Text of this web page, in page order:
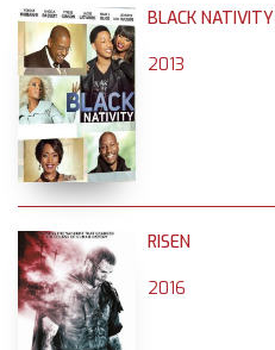
BLACK NATIVITY
2013
RISEN
2016